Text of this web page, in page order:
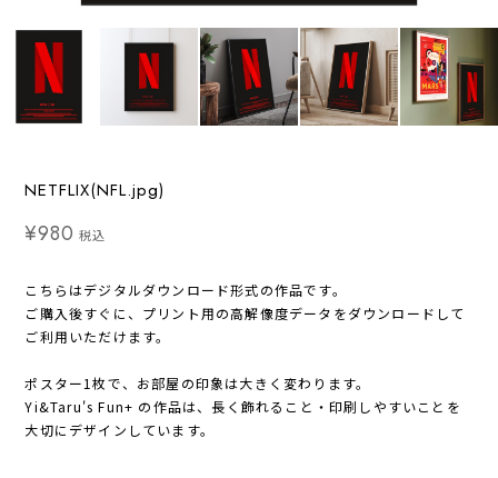
NETFLIX(NFL.jpg)
¥980 税込
こちらはデジタルダウンロード形式の作品です。
ご購入後すぐに、プリント用の高解像度データをダウンロードして
ご利用いただけます。
ポスター1枚で、お部屋の印象は大きく変わります。
Yi&Taru's Fun+ の作品は、長く飾れること・印刷しやすいことを
大切にデザインしています。